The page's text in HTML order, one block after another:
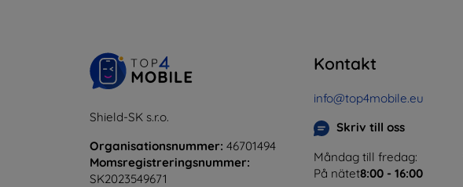
Shield-SK s.r.o.
Organisationsnummer: 46701494
Momsregistreringsnummer:
SK2023549671
Kontakt
info@top4mobile.eu
Skriv till oss
Måndag till fredag:
På nätet8:00 - 16:00